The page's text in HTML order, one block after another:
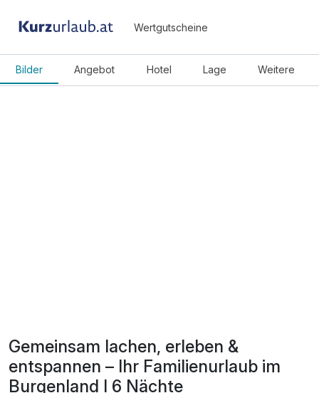
Wertgutscheine
Bilder Angebot Hotel Lage Weitere
Gemeinsam lachen, erleben &
entspannen – Ihr Familienurlaub im
Burgenland I 6 Nächte